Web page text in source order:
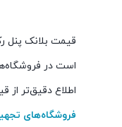
قیمت بلانک
است در
اطلاع دقیق‌تر از
فروشگاه‌های